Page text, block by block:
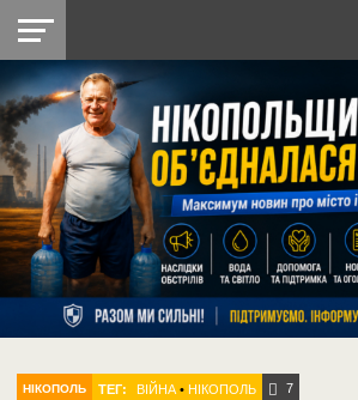
НІКОПОЛЬ
РАЙОН
СІЧЕСЛАВСЬКА
УКРАЇНА
РЕТРО
НІКОПОЛЬ
ЛАЙТ
УКРАЇНА
ДОПОМОГА
РАДІО
НІКОПОЛЬ ТЕГ: ВІЙНА •НІКОПОЛЬ 7